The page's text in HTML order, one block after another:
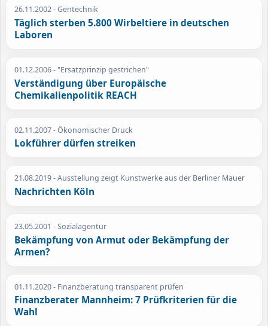
26.11.2002- Gentechnik
Täglich sterben 5.800 Wirbeltiere in deutschen
Laboren
01.12.2006- "Ersatzprinzip gestrichen"
Verständigung über Europäische
Chemikalienpolitik REACH
02.11.2007- Ökonomischer Druck
Lokführer dürfen streiken
21.08.2019- Ausstellung zeigt Kunstwerke aus der Berliner Mauer
Nachrichten Köln
23.05.2001 - Sozialagentur
Bekämpfung von Armut oder Bekämpfung der
Armen?
01.11.2020- Finanzberatung transparent prüfen
Finanzberater Mannheim: 7 Prüfkriterien für die
Wahl